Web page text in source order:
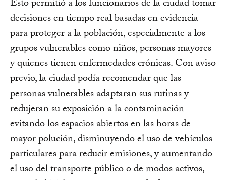
Esto permitió a los funcionarios de la ciudad tomar
decisiones en tiempo real basadas en evidencia
para proteger a la población, especialmente a los
grupos vulnerables como niños, personas mayores
y quienes tienen enfermedades crónicas. Con aviso
previo, la ciudad podía recomendar que las
personas vulnerables adaptaran sus rutinas y
redujeran su exposición a la contaminación
evitando los espacios abiertos en las horas de
mayor polución, disminuyendo el uso de vehículos
particulares para reducir emisiones, y aumentando
el uso del transporte público o de modos activos,